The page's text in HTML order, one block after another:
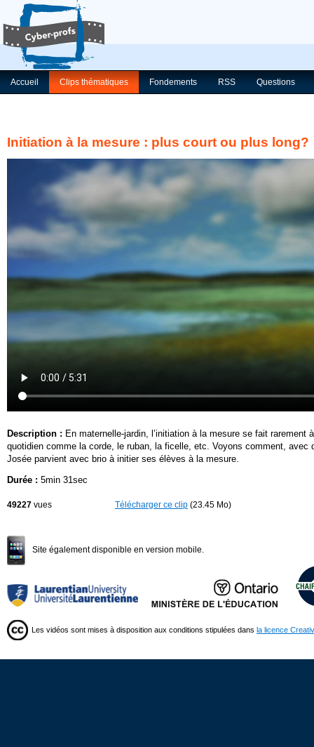
Accueil Clips thématiques Fondements RSS Questions
Initiation à la mesure : plus court ou plus long?
Description : En maternelle-jardin, l’initiation à la mesure se fait
quotidien comme la corde, le ruban, la ficelle, etc. Voyons comment,
Josée parvient avec brio à initier ses élèves à la mesure.
Durée : 5min 31sec
49227 vues Télécharger ce clip (23.45 Mo)
Site également disponible en version mobile.
Les vidéos sont mises à disposition aux conditions stipulées dans la licence